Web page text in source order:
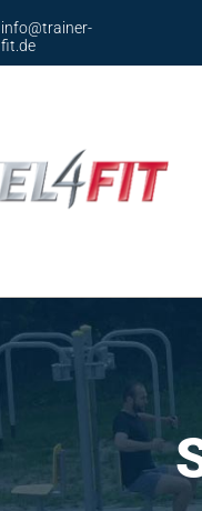
info@trainer-
fit.de
Serie
Brustpresse
Brusstpresse Duo
Armpresse
Armpresse Duo